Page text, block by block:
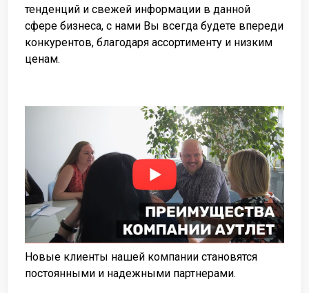
тенденций и свежей информации в данной
сфере бизнеса, с нами Вы всегда будете впереди
конкурентов, благодаря ассортименту и низким
ценам.
Новые клиенты нашей компании становятся
постоянными и надежными партнерами.